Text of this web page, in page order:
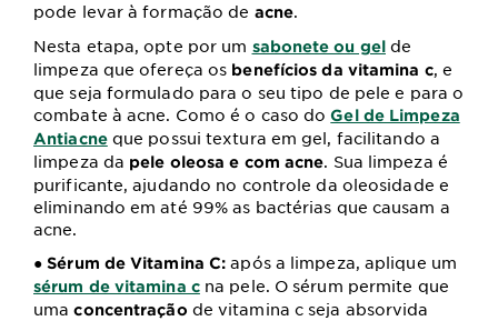
pode levar à formação de acne.
Nesta etapa, opte por um sabonete ou gel de
limpeza que ofereça os benefícios da vitamina c, e
que seja formulado para o seu tipo de pele e para o
combate à acne. Como é o caso doGel de Limpeza
Antiacneque possui textura em gel, facilitando a
limpeza da pele oleosa e com acne. Sua limpeza é
purificante, ajudando no controle da oleosidade e
eliminando em até 99% as bactérias que causam a
acne.
● Sérum de Vitamina C: após a limpeza, aplique um
sérum de vitamina cna pele. O sérum permite que
umaconcentração de vitamina c seja absorvida